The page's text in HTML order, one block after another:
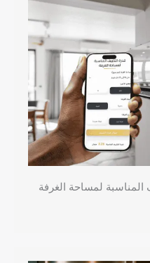
لمساحة الغرفة